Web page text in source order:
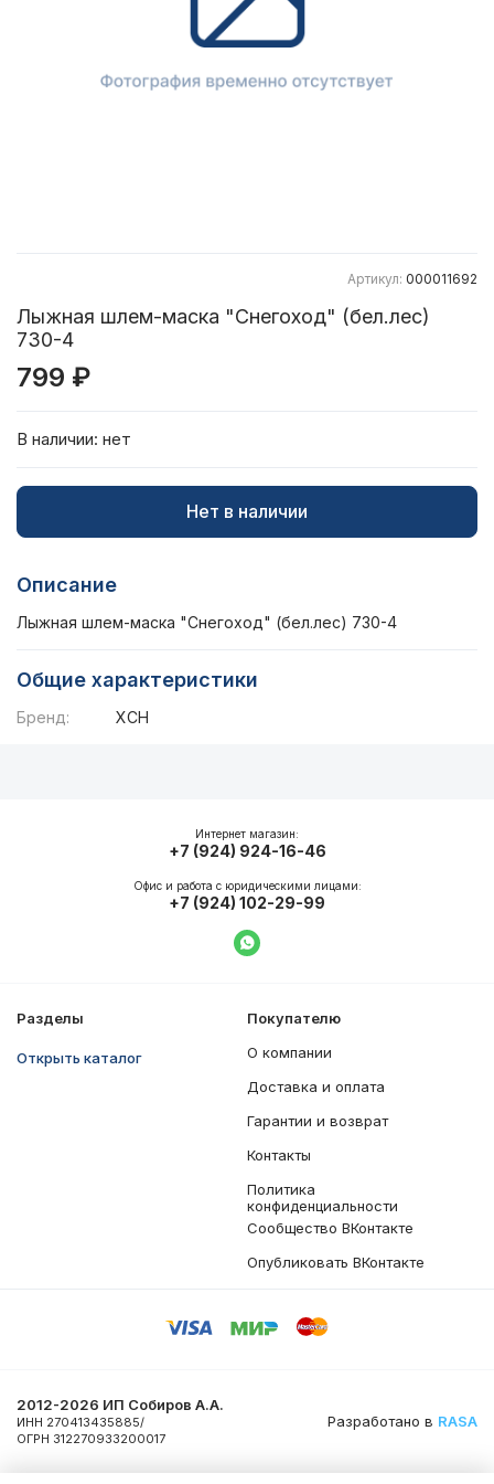
Артикул: 000011692
Лыжная шлем-маска "Снегоход" (бел.лес)
730-4
799 ₽
В наличии: нет
Нет в наличии
Описание
Лыжная шлем-маска "Снегоход" (бел.лес) 730-4
Общие характеристики
Бренд: ХСН
Разделы
Открыть каталог
Покупателю
О компании
Доставка и оплата
Гарантии и возврат
Контакты
Политика
конфиденциальности
Сообщество ВКонтакте
Опубликовать ВКонтакте
Интернет магазин:
+7 (924) 924-16-46
Офис и работа с юридическими лицами:
+7 (924) 102-29-99
Написать в WhatsApp
2012-2026 ИП Собиров А.А.
ИНН 270413435885/
ОГРН 312270933200017
Разработано в RASA